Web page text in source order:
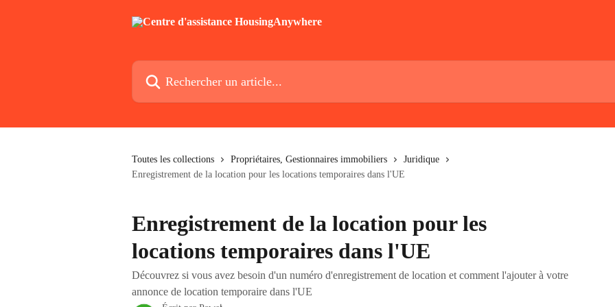
Rechercher un article...
Toutes les collections Propriétaires, Gestionnaires immobiliers
Juridique
Enregistrement de la location pour les locations temporaires dans l'UE
Enregistrement de la location pour les
locations temporaires dans l'UE
Découvrez si vous avez besoin d'un numéro d'enregistrement de location et comment l'ajouter à votre
annonce de location temporaire dans l'UE